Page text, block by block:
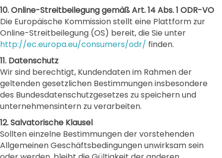
10. Online-Streitbeilegung gemäß Art. 14 Abs. 1 ODR-VO
Die Europäische Kommission stellt eine Plattform zur
Online-Streitbeilegung (OS) bereit, die Sie unter
http://ec.europa.eu/consumers/odr/ finden.
11. Datenschutz
Wir sind berechtigt, Kundendaten im Rahmen der
geltenden gesetzlichen Bestimmungen insbesondere
des Bundesdatenschutzgesetzes zu speichern und
unternehmensintern zu verarbeiten.
12. Salvatorische Klausel
Sollten einzelne Bestimmungen der vorstehenden
Allgemeinen Geschäftsbedingungen unwirksam sein